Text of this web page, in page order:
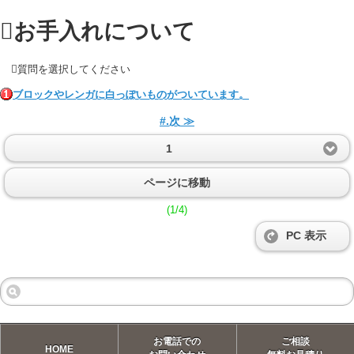
お手入れについて
質問を選択してください
ブロックやレンガに白っぽいものがついています。
#.次 ≫
1
ページに移動
(1/4)
PC 表示
HOME
お電話での
ご相談